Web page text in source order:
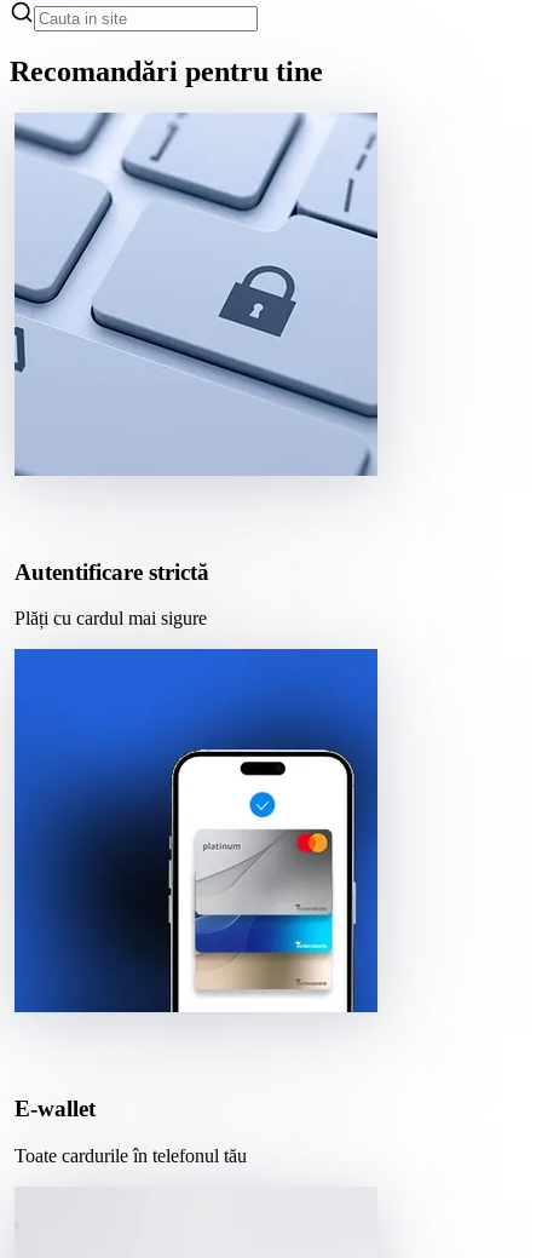
Recomandări pentru tine
Autentificare strictă
Plăți cu cardul mai sigure
E-wallet
Toate cardurile în telefonul tău